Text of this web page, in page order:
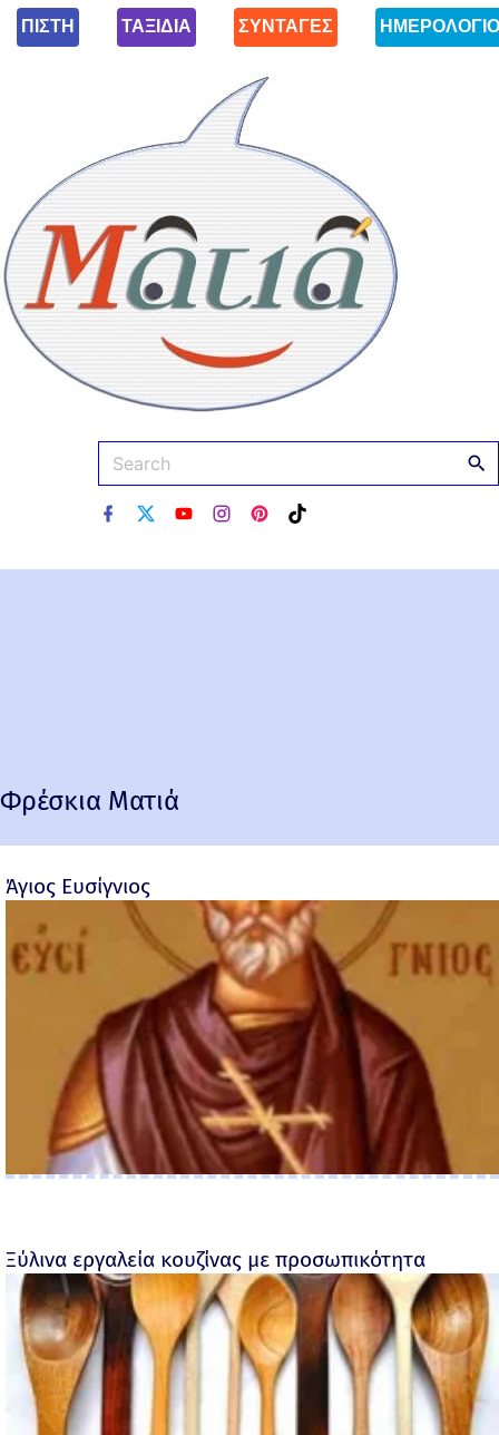
ΠΙΣΤΗ ΤΑΞΙΔΙΑ ΣΥΝΤΑΓΕΣ ΗΜΕΡΟΛΟΓΙΟ
Φρέσκια Ματιά
Άγιος Ευσίγνιος
Ξύλινα εργαλεία κουζίνας με προσωπικότητα